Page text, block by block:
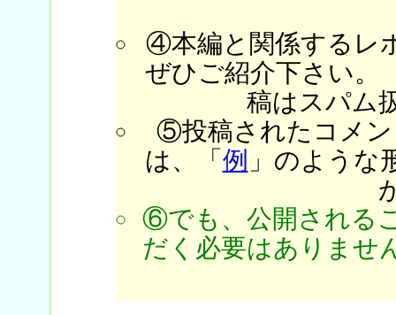
④本編と関係するレ
ぜひご紹介下さい。
稿はスパム
⑤投稿されたコメン
は、「 例 」のような
⑥でも、公開される
だく必要はありませ